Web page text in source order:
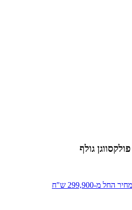
פולקסווגן גולף